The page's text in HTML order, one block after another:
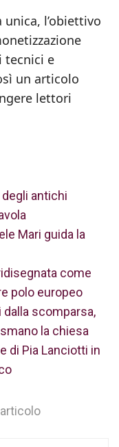
l’obiettivo
tecnici e
un articolo
lettori
antichi
Mari guida la
come
polo europeo
dalla scomparsa,
la chiesa
di Pia Lanciotti in